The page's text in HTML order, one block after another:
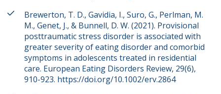
Brewerton, T. D., Gavidia, I., Suro, G., Perlman, M.
M., Genet, J., & Bunnell, D. W. (2021). Provisional
posttraumatic stress disorder is associated with
greater severity of eating disorder and comorbid
symptoms in adolescents treated in residential
care. European Eating Disorders Review, 29(6),
910-923. https://doi.org/10.1002/erv.2864